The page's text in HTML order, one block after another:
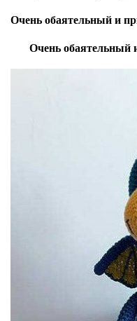
Очень обаятельный и
Очень обаятельный